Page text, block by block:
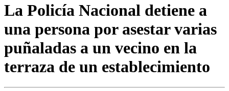
La Policía Nacional detiene a
una persona por asestar varias
puñaladas a un vecino en la
terraza de un establecimiento